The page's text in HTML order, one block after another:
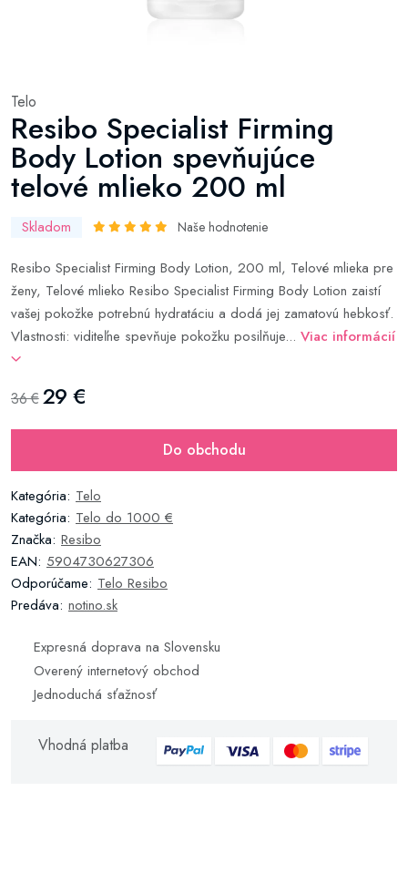
Telo
Resibo Specialist Firming
Body Lotion spevňujúce
telové mlieko 200 ml
Skladom Naše hodnotenie
Resibo Specialist Firming Body Lotion, 200 ml, Telové mlieka pre
ženy, Telové mlieko Resibo Specialist Firming Body Lotion zaistí
vašej pokožke potrebnú hydratáciu a dodá jej zamatovú hebkosť.
Vlastnosti: viditeľne spevňuje pokožku posilňuje... Viac informácií
36 €29 €
Do obchodu
Kategória: Telo
Kategória: Telo do 1000 €
Značka: Resibo
EAN: 5904730627306
Odporúčame: Telo Resibo
Predáva: notino.sk
Expresná doprava na Slovensku
Overený internetový obchod
Jednoduchá sťažnosť
Vhodná platba